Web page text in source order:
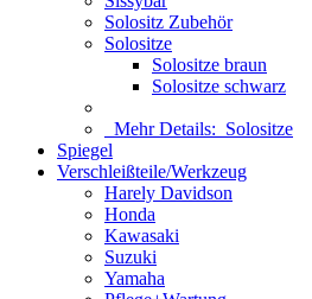
Solositz Zubehör
Solositze
Solositze braun
Solositze schwarz
Mehr Details: Solositze
Spiegel
Verschleißteile/Werkzeug
Harely Davidson
Honda
Kawasaki
Suzuki
Yamaha